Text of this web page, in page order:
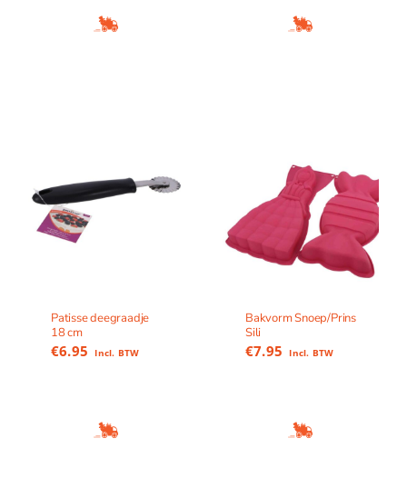
Patisse deegraadje
18 cm
€6.95 Incl. BTW
Bakvorm Snoep/Prins
Sili
€7.95 Incl. BTW